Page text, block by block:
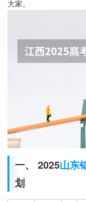
大家。
一、 2025山东
划